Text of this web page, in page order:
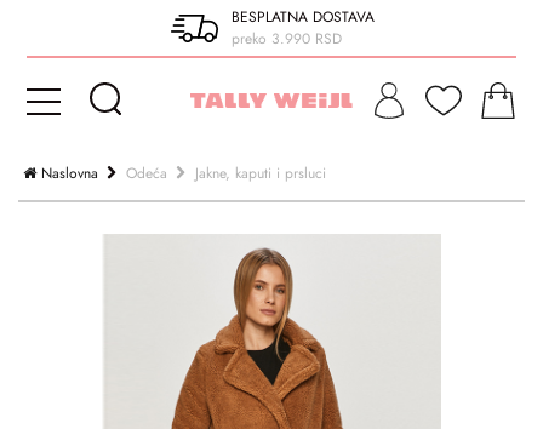
BESPLATNA DOSTAVA
preko 3.990 RSD
Naslovna Odeća Jakne, kaputi i prsluci